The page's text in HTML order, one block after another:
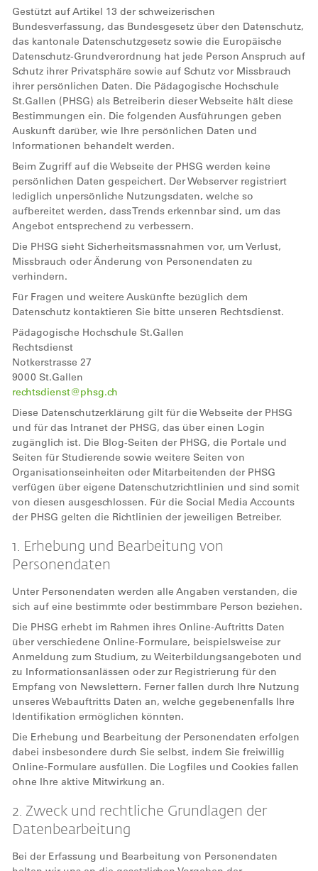
Gestützt auf Artikel 13 der schweizerischen
Bundesverfassung, das Bundesgesetz über den Datenschutz,
das kantonale Datenschutzgesetz sowie die Europäische
Datenschutz-Grundverordnung hat jede Person Anspruch auf
Schutz ihrer Privatsphäre sowie auf Schutz vor Missbrauch
ihrer persönlichen Daten. Die Pädagogische Hochschule
St.Gallen (PHSG) als Betreiberin dieser Webseite hält diese
Bestimmungen ein. Die folgenden Ausführungen geben
Auskunft darüber, wie Ihre persönlichen Daten und
Informationen behandelt werden.
Beim Zugriff auf die Webseite der PHSG werden keine
persönlichen Daten gespeichert. Der Webserver registriert
lediglich unpersönliche Nutzungsdaten, welche so
aufbereitet werden, dass Trends erkennbar sind, um das
Angebot entsprechend zu verbessern.
Die PHSG sieht Sicherheitsmassnahmen vor, um Verlust,
Missbrauch oder Änderung von Personendaten zu
verhindern.
Für Fragen und weitere Auskünfte bezüglich dem
Datenschutz kontaktieren Sie bitte unseren Rechtsdienst.
Pädagogische Hochschule St.Gallen
Rechtsdienst
Notkerstrasse 27
9000 St.Gallen
rechtsdienst@phsg.ch
Diese Datenschutzerklärung gilt für die Webseite der PHSG
und für das Intranet der PHSG, das über einen Login
zugänglich ist. Die Blog-Seiten der PHSG, die Portale und
Seiten für Studierende sowie weitere Seiten von
Organisationseinheiten oder Mitarbeitenden der PHSG
verfügen über eigene Datenschutzrichtlinien und sind somit
von diesen ausgeschlossen. Für die Social Media Accounts
der PHSG gelten die Richtlinien der jeweiligen Betreiber.
1. Erhebung und Bearbeitung von
Personendaten
Unter Personendaten werden alle Angaben verstanden, die
sich auf eine bestimmte oder bestimmbare Person beziehen.
Die PHSG erhebt im Rahmen ihres Online-Auftritts Daten
über verschiedene Online-Formulare, beispielsweise zur
Anmeldung zum Studium, zu Weiterbildungsangeboten und
zu Informationsanlässen oder zur Registrierung für den
Empfang von Newslettern. Ferner fallen durch Ihre Nutzung
unseres Webauftritts Daten an, welche gegebenenfalls Ihre
Identifikation ermöglichen könnten.
Die Erhebung und Bearbeitung der Personendaten erfolgen
dabei insbesondere durch Sie selbst, indem Sie freiwillig
Online-Formulare ausfüllen. Die Logfiles und Cookies fallen
ohne Ihre aktive Mitwirkung an.
2. Zweck und rechtliche Grundlagen der
Datenbearbeitung
Bei der Erfassung und Bearbeitung von Personendaten